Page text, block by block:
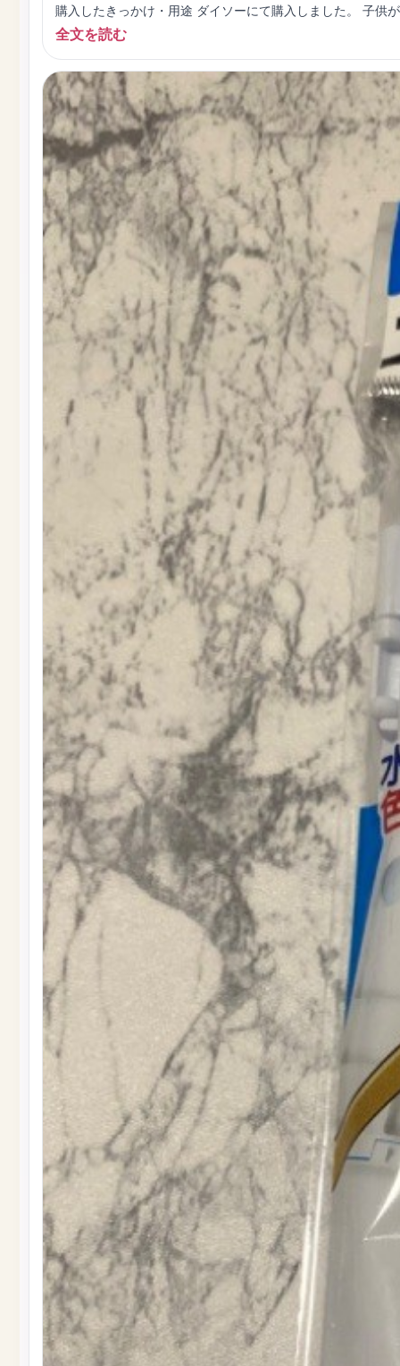
購入したきっかけ・用途 ダイソーにて購入しました。 子供
全文を読む